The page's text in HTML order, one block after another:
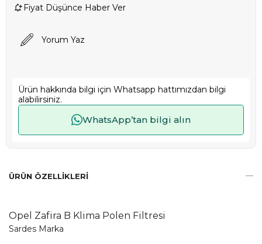
Fiyat Düşünce Haber Ver
Yorum Yaz
Ürün hakkında bilgi için Whatsapp hattımızdan bilgi
alabilirsiniz.
WhatsApp’tan bilgi alın
ÜRÜN ÖZELLIKLERI
Opel Zafira B Klima Polen Filtresi
Sardes Marka